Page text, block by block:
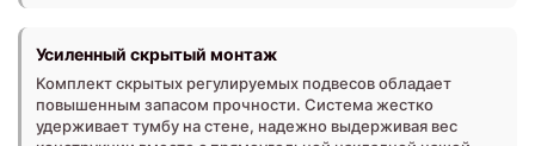
Усиленный скрытый монтаж
Комплект скрытых регулируемых подвесов обладает
повышенным запасом прочности. Система жестко
удерживает тумбу на стене, надежно выдерживая вес